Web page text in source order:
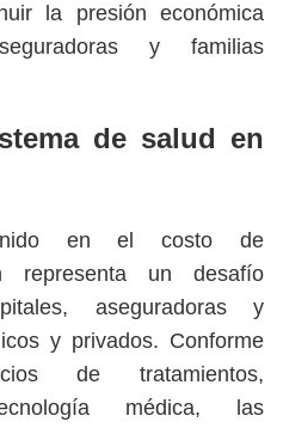
la presión económica
y familias
de salud en
en el costo de
representa un desafío
aseguradoras y
y privados. Conforme
de tratamientos,
médica, las